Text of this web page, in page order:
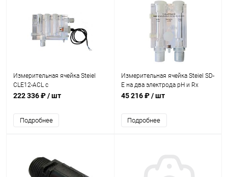
Измерительная ячейка Steiel
CLE12-ACL с
амперометрическим датчиком
222 336 ₽/ шт
Подробнее
Измерительная ячейка Steiel SD-
E на два электрода рН и Rx
(80610258)
45 216 ₽/ шт
Подробнее